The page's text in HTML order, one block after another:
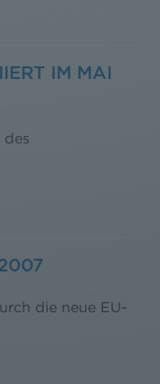
IM MAI
des
die neue EU-